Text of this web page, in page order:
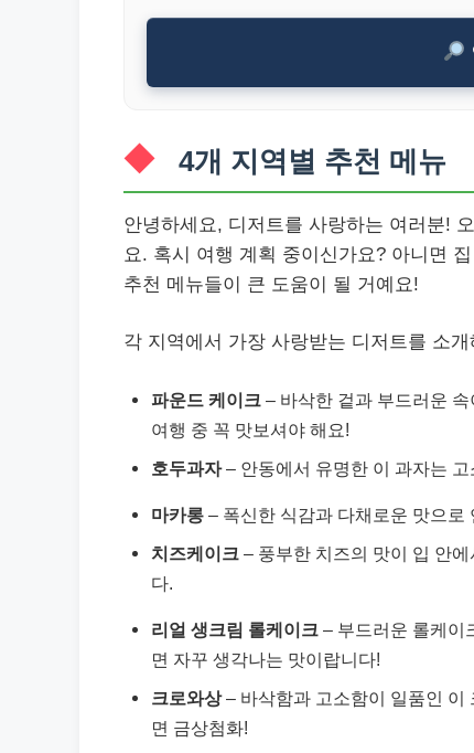
4개 지역별 추천 메뉴
안녕하세요, 디저트를 사랑하는 여러분!
요. 혹시 여행 계획 중이신가요? 아니면
추천 메뉴들이 큰 도움이 될 거예요!
각 지역에서 가장 사랑받는 디저트를 소
파운드 케이크 – 바삭한 겉과 부드러운
여행 중 꼭 맛보셔야 해요!
호두과자– 안동에서 유명한 이 과자는
마카롱 – 폭신한 식감과 다채로운 맛으로
치즈케이크 – 풍부한 치즈의 맛이 입 안
다.
리얼 생크림 롤케이크 – 부드러운 롤케이
면 자꾸 생각나는 맛이랍니다!
크로와상– 바삭함과 고소함이 일품인 이
면 금상첨화!